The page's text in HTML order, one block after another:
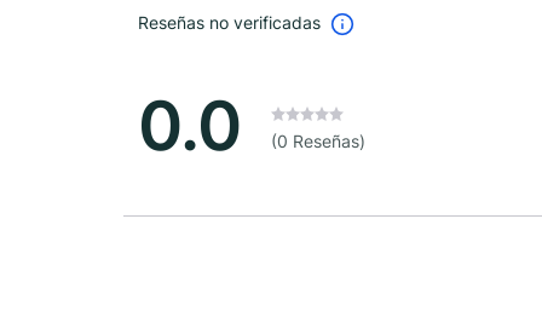
Reseñas no verificadas
0.0 (0 Reseñas)